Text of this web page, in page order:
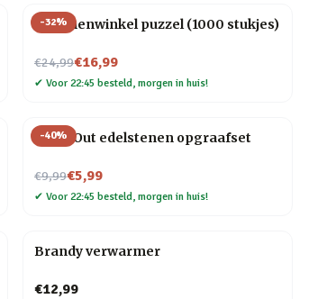
-32%
Bloemenwinkel puzzel (1000 stukjes)
€24,99
Nu voor€16,99
✔ Voor 22:45 besteld, morgen in huis!
-40%
Dig It Out edelstenen opgraafset
€9,99
Nu voor€5,99
✔ Voor 22:45 besteld, morgen in huis!
Brandy verwarmer
€12,99